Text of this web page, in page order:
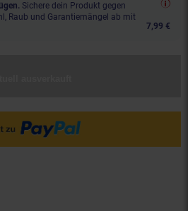
Sichere dein Produkt gegen
Raub und Garantiemängel ab mit
7,99 €